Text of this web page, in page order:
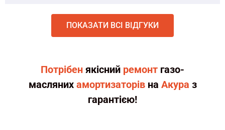
ПОКАЗАТИ ВСІ ВІДГУКИ
Потрібен якісний ремонт газо-
масляних амортизаторівна Акура з
гарантією!